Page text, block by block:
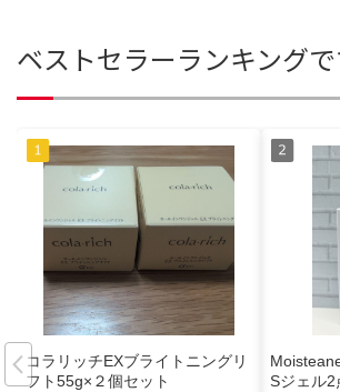
ベストセラーランキング
コラリッチEXブライトニングリ
フト55g×２個セット
Sジェル2